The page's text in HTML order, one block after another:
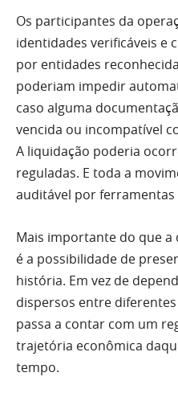
Os participantes da
identidades verificáveis e
por entidades
poderiam impedir
caso alguma
vencida ou incompatível
A liquidação poderia
reguladas. E toda a
auditável por ferramentas
Mais importante do que a
é a possibilidade de
história. Em vez de
dispersos entre
passa a contar com um
trajetória econômica
tempo.